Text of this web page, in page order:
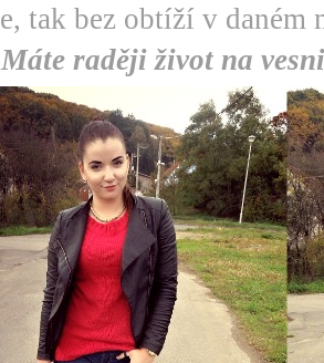
tak bez obtíží v daném
raději život na